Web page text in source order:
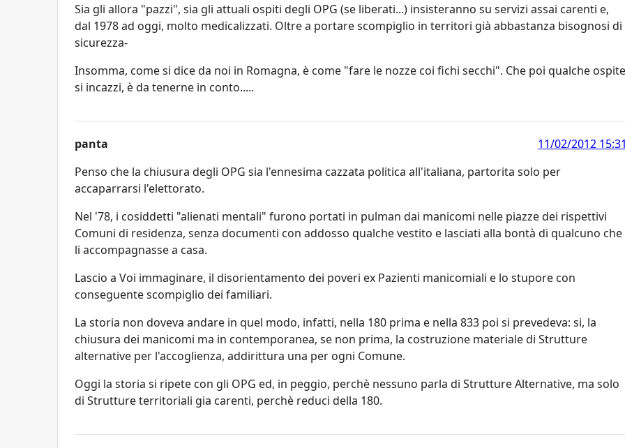
Sia gli allora "pazzi", sia gli attuali ospiti degli OPG (se liberati...) insisteranno su servizi assai carenti e,
dal 1978 ad oggi, molto medicalizzati. Oltre a portare scompiglio in territori già abbastanza bisognosi di
sicurezza-
Insomma, come si dice da noi in Romagna, è come "fare le nozze coi fichi secchi". Che poi qualche ospite
si incazzi, è da tenerne in conto.....
panta
11/02/2012
Penso che la chiusura degli OPG sia l'ennesima cazzata politica all'italiana, partorita solo per
accaparrarsi l'elettorato.
Nel '78, i cosiddetti "alienati mentali" furono portati in pulman dai manicomi nelle piazze dei rispettivi
Comuni di residenza, senza documenti con addosso qualche vestito e lasciati alla bontà di qualcuno che
li accompagnasse a casa.
Lascio a Voi immaginare, il disorientamento dei poveri ex Pazienti manicomiali e lo stupore con
conseguente scompiglio dei familiari.
La storia non doveva andare in quel modo, infatti, nella 180 prima e nella 833 poi si prevedeva: si, la
chiusura dei manicomi ma in contemporanea, se non prima, la costruzione materiale di Strutture
alternative per l'accoglienza, addirittura una per ogni Comune.
Oggi la storia si ripete con gli OPG ed, in peggio, perchè nessuno parla di Strutture Alternative, ma solo
di Strutture territoriali gia carenti, perchè reduci della 180.